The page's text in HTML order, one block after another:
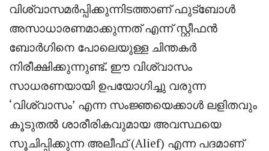
വിശ്വാസമർപ്പിക്കുന്നിടത്താണ് ഫുട്ബോൾ
അസാധാരണമാക്കുന്നത് എന്ന് സ്റ്റീഫൻ
ബോർഗിനെ പോലെയുള്ള ചിന്തകർ
നിരീക്ഷിക്കുന്നുണ്ട്. ഈ വിശ്വാസം
സാധരണയായി ഉപയോഗിച്ചു വരുന്ന
‘വിശ്വാസം’ എന്ന സംജ്ഞയെക്കാൾ ലളിതവും
കൂടുതൽ ശാരീരികവുമായ അവസ്ഥയെ
സൂചിപ്പിക്കുന്ന അലീഫ് (Alief) എന്ന പദമാണ്